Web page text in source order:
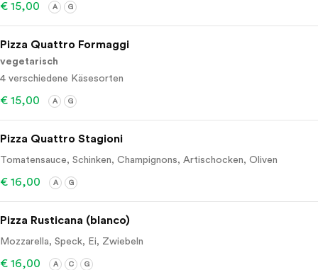
€ 15,00 A G
Pizza Quattro Formaggi
vegetarisch
4 verschiedene Käsesorten
€ 15,00 A G
Pizza Quattro Stagioni
Tomatensauce, Schinken, Champignons, Artischocken, Oliven
€ 16,00 A G
Pizza Rusticana (blanco)
Mozzarella, Speck, Ei, Zwiebeln
€ 16,00 A C G